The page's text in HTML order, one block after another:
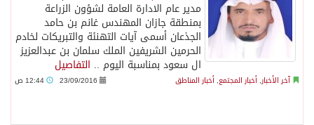
مدير عام الادارة العامة لشؤون الزراعة
بمنطقة جازان المهندس غانم بن حامد
الجذعان أسمى آيات التهنئة والتبريكات لخادم
الحرمين الشريفين الملك سلمان بن عبدالعزيز
ال سعود بمناسبة اليوم .. التفاصيل
آخر الأخبار, أخبار المجتمع, أخبار المناطق 23/09/2016